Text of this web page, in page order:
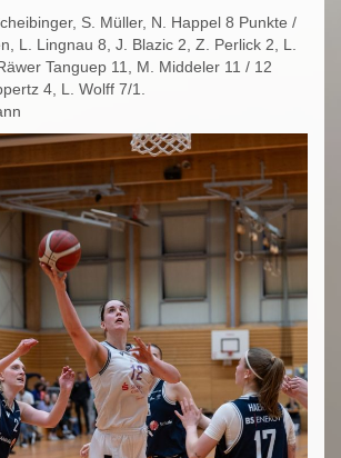
S. Müller, N. Happel 8 Punkte /
L. Lingnau 8, J. Blazic 2, Z. Perlick 2, L.
Tanguep 11, M. Middeler 11 / 12
4, L. Wolff 7/1.